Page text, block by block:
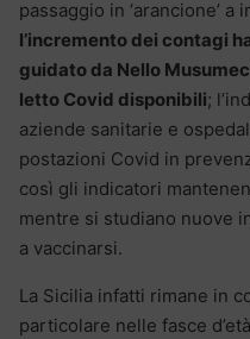
passaggio in ‘arancione’
l’incremento dei contagi
guidato da Nello
letto Covid disponibili;
aziende sanitarie e
postazioni Covid in
così gli indicatori
mentre si studiano nuove
a vaccinarsi.
La Sicilia infatti rimane in
particolare nelle fasce